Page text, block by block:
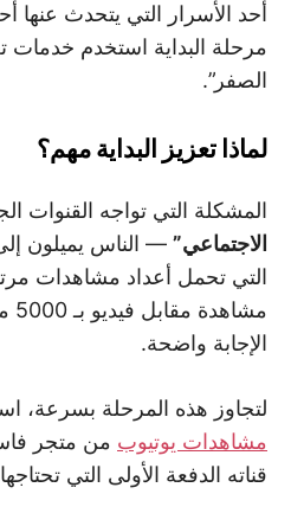
أحد الأسرار التي يتحدث عنها
مرحلة البداية استخدم خدمات
الصفر”.
لماذا تعزيز البداية مهم؟
المشكلة التي تواجه القنوات
الاجتماعي” — الناس يميلون
الإجابة واضحة.
لتجاوز هذه المرحلة بسرعة،
مشاهدات يوتيوب من متجر
قناته الدفعة الأولى التي